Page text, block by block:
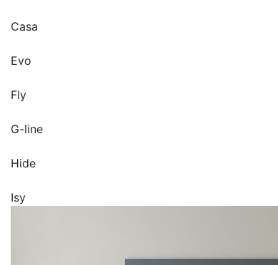
Casa
Evo
Fly
G-line
Hide
Isy